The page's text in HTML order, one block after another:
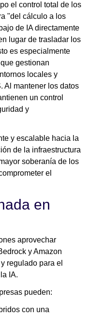
el control total de los
"del cálculo a los
de IA directamente
lugar de trasladar los
es especialmente
gestionan
locales y
Al mantener los datos
un control
y
y escalable hacia la
de la infraestructura
soberanía de los
el
en
aprovechar
y Amazon
regulado para el
IA.
pueden:
con una